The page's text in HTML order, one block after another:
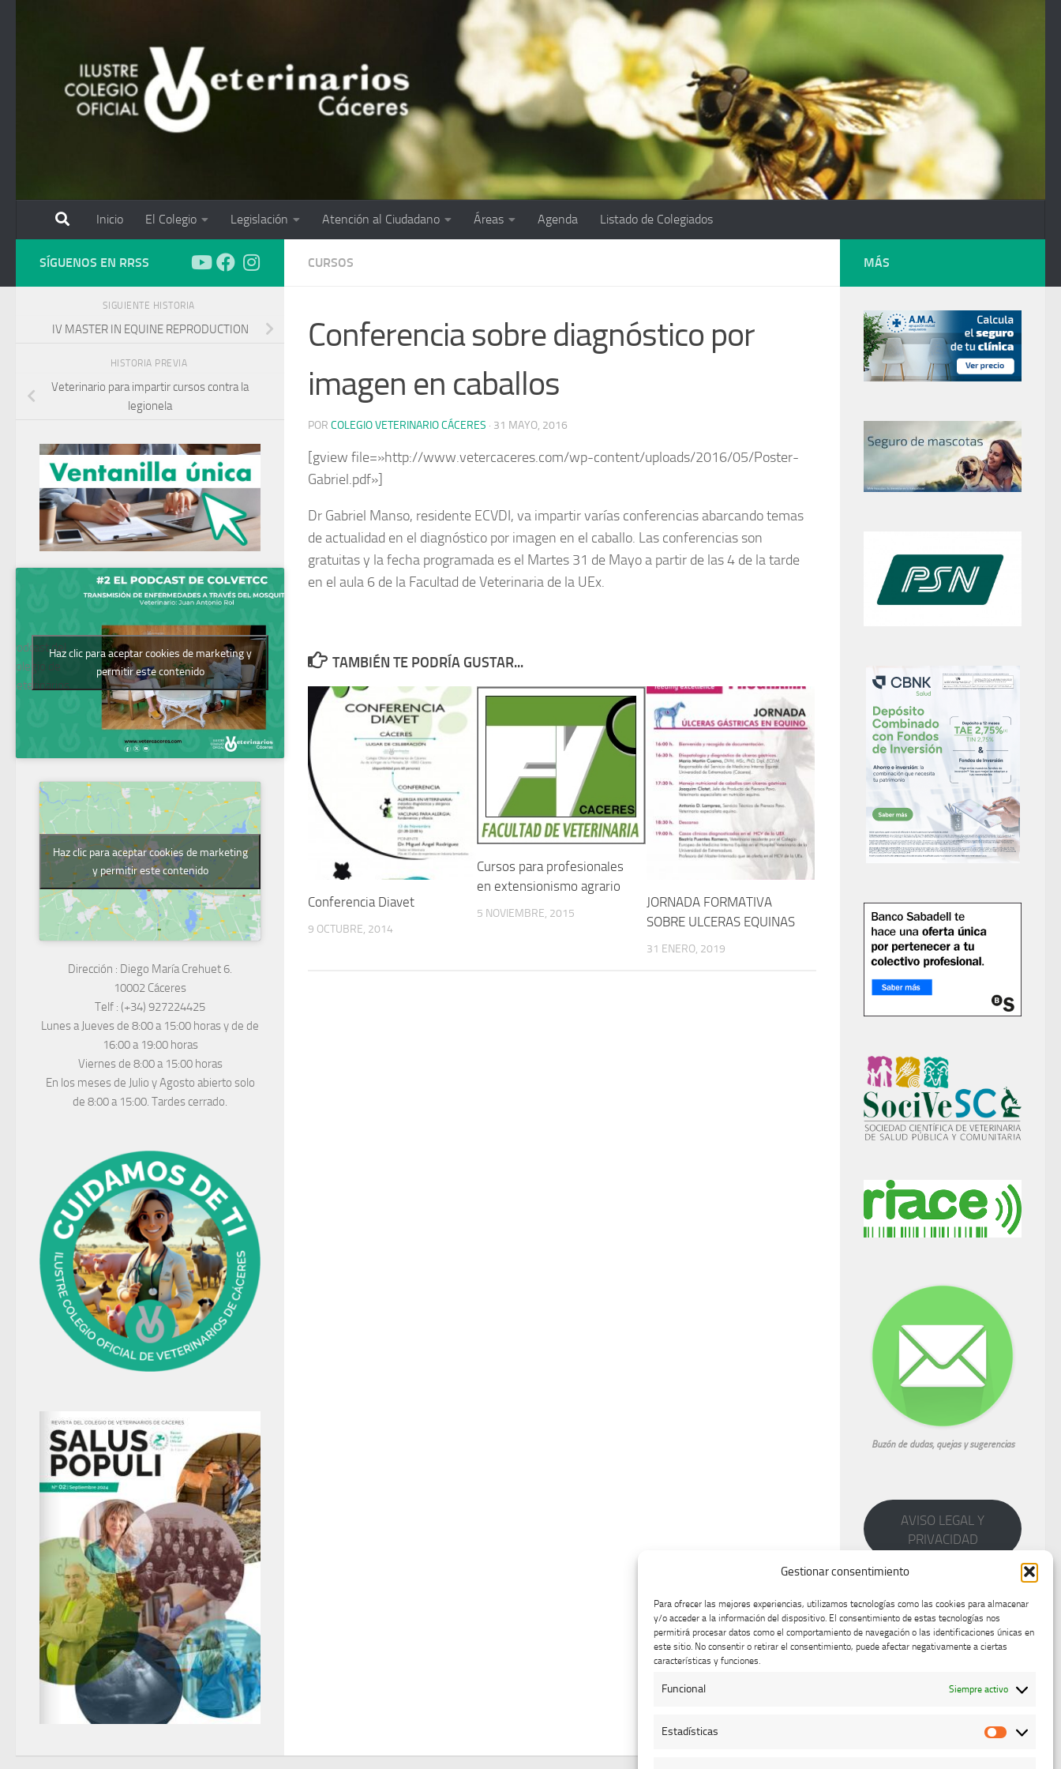
Gestionar consentimiento
Para ofrecer las mejores experiencias, utilizamos tecnologías como las cookies para almacenar
y/o acceder a la información del dispositivo. El consentimiento de estas tecnologías nos
permitirá procesar datos como el comportamiento de navegación o las identificaciones únicas en
este sitio. No consentir o retirar el consentimiento, puede afectar negativamente a ciertas
características y funciones.
Funcional Siempre activo
Estadísticas
Inicio El Colegio Legislación Atención al Ciudadano Áreas Agenda Listado de Colegiados
CURSOS
Conferencia sobre diagnóstico por
imagen en caballos
POR COLEGIO VETERINARIO CÁCERES · 31 MAYO, 2016
[gview file=»http://www.vetercaceres.com/wp-content/uploads/2016/05/Poster-
Gabriel.pdf»]
Dr Gabriel Manso, residente ECVDI, va impartir varías conferencias abarcando temas
de actualidad en el diagnóstico por imagen en el caballo. Las conferencias son
gratuitas y la fecha programada es el Martes 31 de Mayo a partir de las 4 de la tarde
en el aula 6 de la Facultad de Veterinaria de la UEx.
TAMBIÉN TE PODRÍA GUSTAR...
Conferencia Diavet
9 OCTUBRE, 2014
Cursos para profesionales
en extensionismo agrario
5 NOVIEMBRE, 2015
JORNADA FORMATIVA
SOBRE ULCERAS EQUINAS
31 ENERO, 2019
SÍGUENOS EN RRSS
SIGUIENTE HISTORIA
IV MASTER IN EQUINE REPRODUCTION
HISTORIA PREVIA
Veterinario para impartir cursos contra la
legionela
Podcast del
Colegio de
Veterinarios
Haz clic para aceptar cookies de marketing y
permitir este contenido
Haz clic para aceptar cookies de marketing
y permitir este contenido
Dirección : Diego María Crehuet 6.
10002 Cáceres
Telf : (+34) 927224425
Lunes a Jueves de 8:00 a 15:00 horas y de de
16:00 a 19:00 horas
Viernes de 8:00 a 15:00 horas
En los meses de Julio y Agosto abierto solo
de 8:00 a 15:00. Tardes cerrado.
MÁS
Buzón de dudas, quejas y sugerencias
AVISO LEGAL Y
PRIVACIDAD